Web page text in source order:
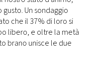
Un sondaggio
che il 37% di loro si
libero, e oltre la metà
brano unisce le due